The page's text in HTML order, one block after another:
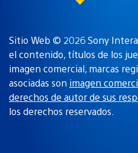
Sitio Web © 2026 Sony
el contenido, títulos de los
imagen comercial, marcas
asociadas son imagen
derechos de autor de sus
los derechos reservados.